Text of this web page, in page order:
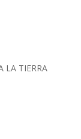
LA TIERRA